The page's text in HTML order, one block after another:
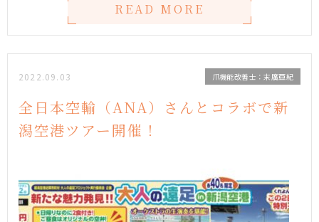
READ MORE
2022.09.03 爪機能改善士：末廣亜紀
全日本空輸（ANA）さんとコラボで新
潟空港ツアー開催！